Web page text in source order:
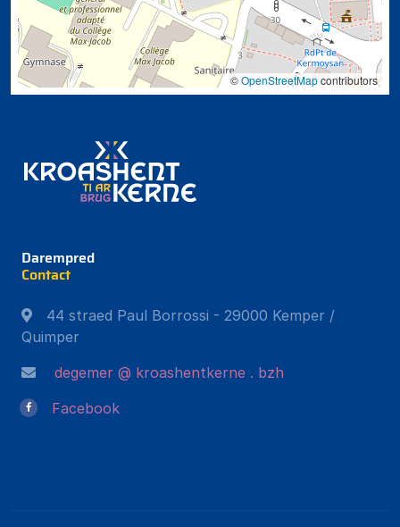
©OpenStreetMapcontributors
Darempred
Contact
44 straed Paul Borrossi - 29000 Kemper /
Quimper
degemer @ kroashentkerne . bzh
Facebook